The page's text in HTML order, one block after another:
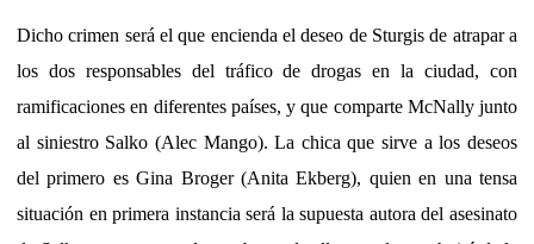
Dicho crimen será el que encienda el deseo de Sturgis de atrapar a
los dos responsables del tráfico de drogas en la ciudad, con
ramificaciones en diferentes países, y que comparte McNally junto
al siniestro Salko (Alec Mango). La chica que sirve a los deseos
del primero es Gina Broger (Anita Ekberg), quien en una tensa
situación en primera instancia será la supuesta autora del asesinato